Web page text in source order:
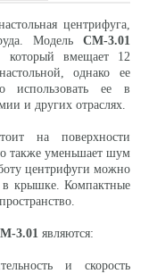
центрифуга,
Модель СМ-3.01
который вмещает 12
однако ее
использовать ее в
и других отраслях.
на поверхности
также уменьшает шум
центрифуги можно
в крышке. Компактные
3.01 являются:
и скорость